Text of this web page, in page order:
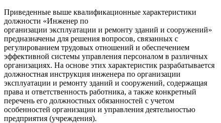
Приведенные выше квалификационные характеристики
должности «Инженер по
организации эксплуатации и ремонту зданий и сооружений»
предназначены для решения вопросов, связанных с
регулированием трудовых отношений и обеспечением
эффективной системы управления персоналом в различных
организациях. На основе этих характеристик разрабатывается
должностная инструкция инженера по организации
эксплуатации и ремонту зданий и сооружений, содержащая
права и ответственность работника, а также конкретный
перечень его должностных обязанностей с учетом
особенностей организации и управления деятельностью
предприятия (учреждения).